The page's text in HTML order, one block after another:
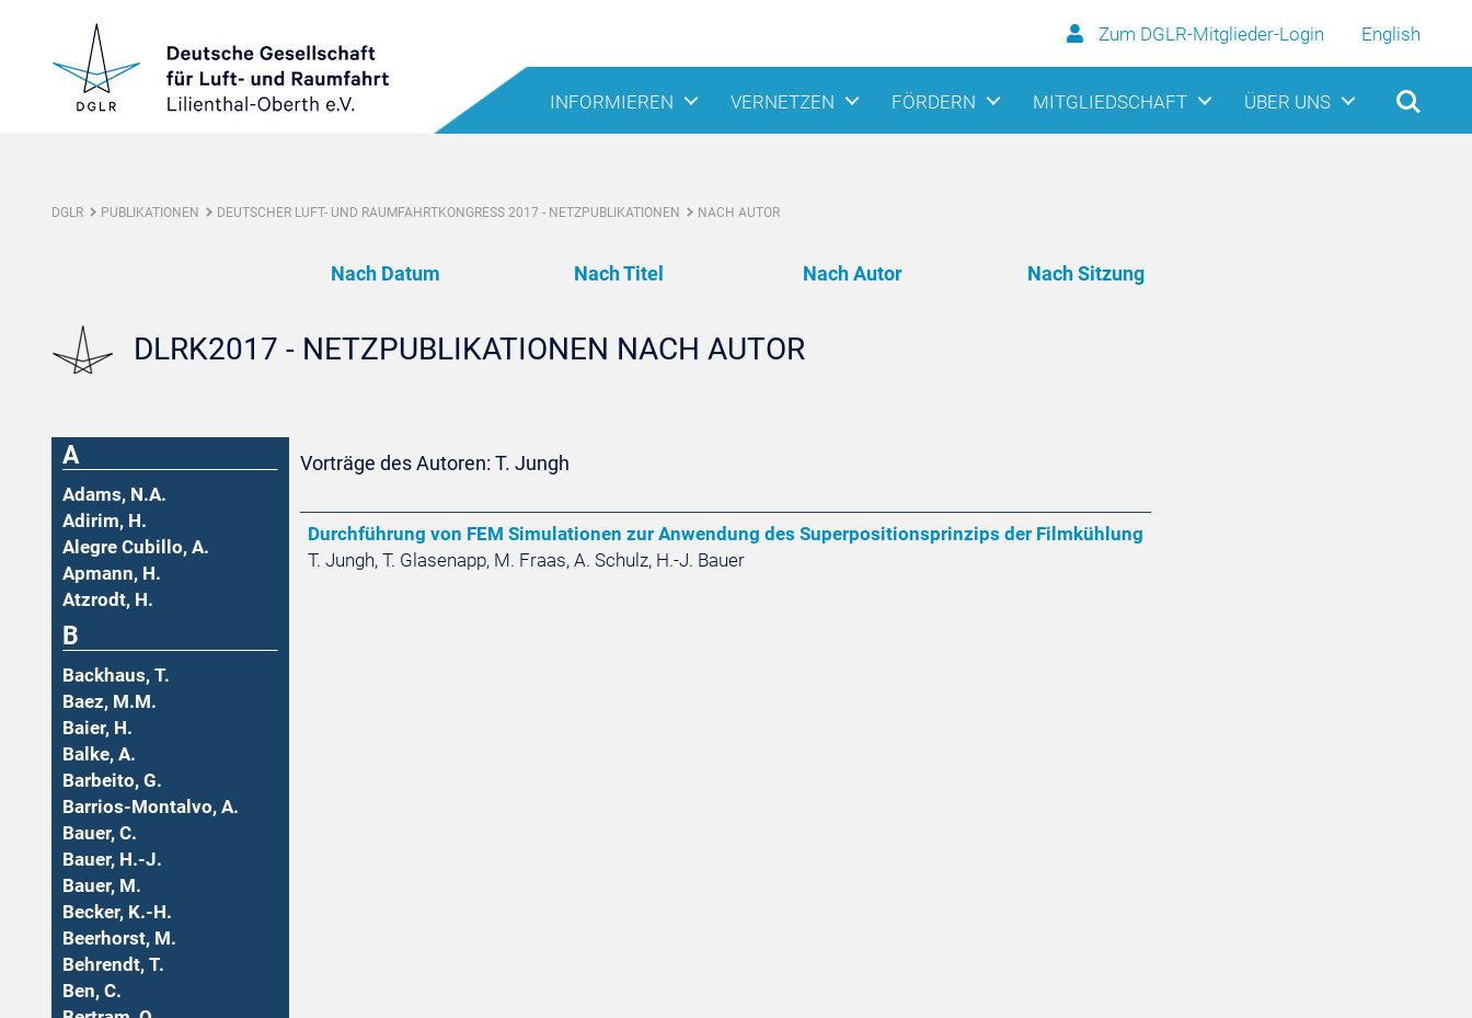
Zum DGLR-Mitglieder-Login English
INFORMIEREN VERNETZEN FÖRDERN MITGLIEDSCHAFT ÜBER UNS
DGLR PUBLIKATIONEN DEUTSCHER LUFT- UND RAUMFAHRTKONGRESS 2017 - NETZPUBLIKATIONEN NACH AUTOR
Nach Datum Nach Titel Nach Autor Nach Sitzung
DLRK2017 - NETZPUBLIKATIONEN NACH AUTOR
A
Adams, N.A.
Adirim, H.
Alegre Cubillo, A.
Apmann, H.
Atzrodt, H.
B
Backhaus, T.
Baez, M.M.
Baier, H.
Balke, A.
Barbeito, G.
Barrios-Montalvo, A.
Bauer, C.
Bauer, H.-J.
Bauer, M.
Becker, K.-H.
Beerhorst, M.
Behrendt, T.
Ben, C.
Vorträge des Autoren: T. Jungh
Durchführung von FEM Simulationen zur Anwendung des Superpositionsprinzips der Filmkühlung
T. Jungh, T. Glasenapp, M. Fraas, A. Schulz, H.-J. Bauer